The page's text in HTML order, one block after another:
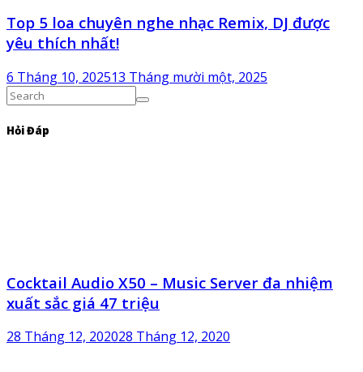
Top 5 loa chuyên nghe nhạc Remix, DJ được
yêu thích nhất!
6 Tháng 10, 202513 Tháng mười một, 2025
Hỏi Đáp
Cocktail Audio X50 – Music Server đa nhiệm
xuất sắc giá 47 triệu
28 Tháng 12, 202028 Tháng 12, 2020